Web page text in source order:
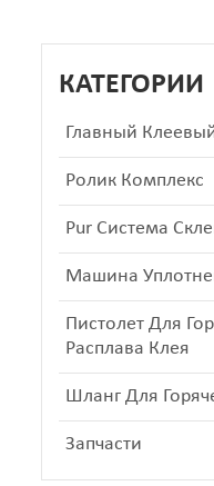
КАТЕГОРИИ
Главный
Ролик Комплекс
Pur Система
Машина
Пистолет Для
Расплава Клея
Шланг Для
Запчасти